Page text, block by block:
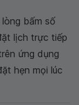
bấm số
lịch trực tiếp
ứng dụng
hẹn mọi lúc